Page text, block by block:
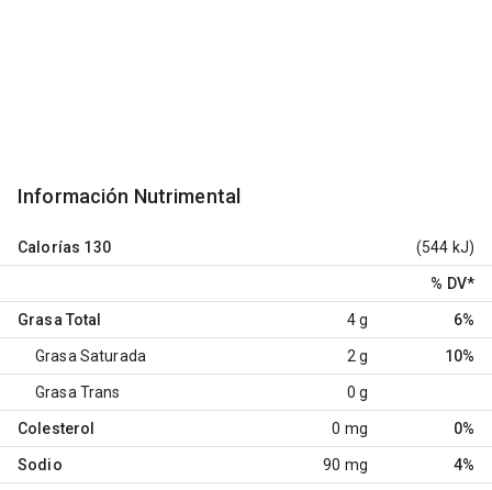
Información Nutrimental
Calorías 130 (544 kJ)
% DV*
Grasa Total 4 g 6%
Grasa Saturada 2 g 10%
Grasa Trans 0 g
Colesterol 0 mg 0%
Sodio 90 mg 4%